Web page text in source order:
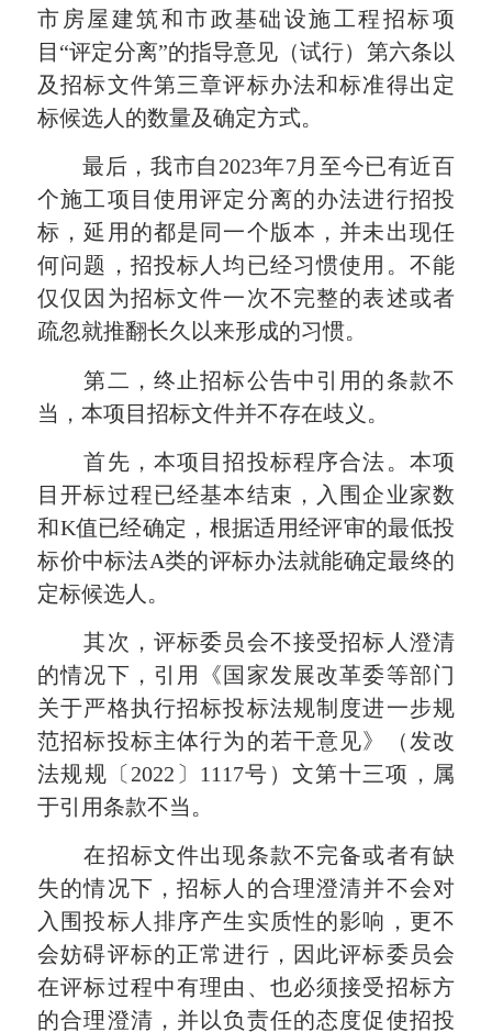
市房屋建筑和市政基础设施工程招标项
目“评定分离”的指导意见（试行）第六条以
及招标文件第三章评标办法和标准得出定
标候选人的数量及确定方式。
最后，我市自2023年7月至今已有近百
个施工项目使用评定分离的办法进行招投
标，延用的都是同一个版本，并未出现任
何问题，招投标人均已经习惯使用。不能
仅仅因为招标文件一次不完整的表述或者
疏忽就推翻长久以来形成的习惯。
第二，终止招标公告中引用的条款不
当，本项目招标文件并不存在歧义。
首先，本项目招投标程序合法。本项
目开标过程已经基本结束，入围企业家数
和K值已经确定，根据适用经评审的最低投
标价中标法A类的评标办法就能确定最终的
定标候选人。
其次，评标委员会不接受招标人澄清
的情况下，引用《国家发展改革委等部门
关于严格执行招标投标法规制度进一步规
范招标投标主体行为的若干意见》（发改
法规规〔2022〕1117号）文第十三项，属
于引用条款不当。
在招标文件出现条款不完备或者有缺
失的情况下，招标人的合理澄清并不会对
入围投标人排序产生实质性的影响，更不
会妨碍评标的正常进行，因此评标委员会
在评标过程中有理由、也必须接受招标方
的合理澄清，并以负责任的态度促使招投